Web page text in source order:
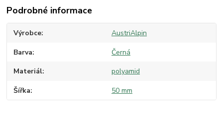
Podrobné informace
Výrobce AustriAlpin
Barva Černá
Materiál polyamid
Šířka 50 mm